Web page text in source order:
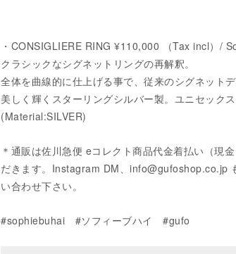
・CONSIGLIERE RING ¥110,000 （Tax incl）/
クラシックなシグネットリングの再解釈。
全体を曲線的に仕上げる事で、従来のシグネット
美しく輝くスターリングシルバー製。ユニセックス
(Material:SILVER)
＊通販は佐川急便 eコレクト商品代金着払い（現
だきます。Instagram DM、info@gufoshop.co.jp
い合わせ下さい。
#sophiebuhai #ソフィーブハイ #gufo